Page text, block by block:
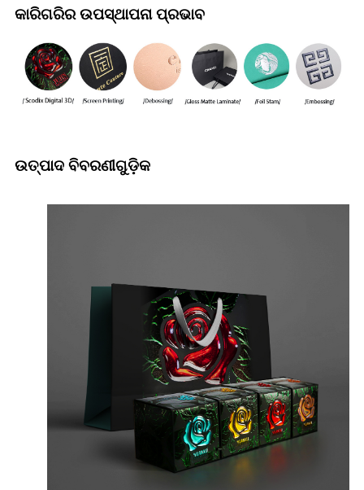
କାରିଗରିର ଉପସ୍ଥାପନା ପ୍ରଭାବ
ଉତ୍ପାଦ ବିବରଣୀଗୁଡ଼ିକ